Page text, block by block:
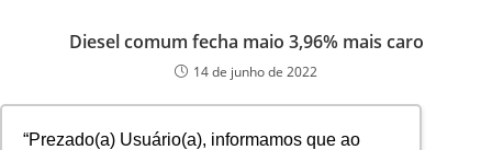
“Prezado(a) Usuário(a), informamos que ao
Diesel comum fecha maio 3,96% mais caro
14 de junho de 2022